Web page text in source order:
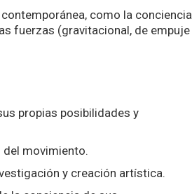
como la conciencia
fuerzas (gravitacional, de empuje
propias posibilidades y
movimiento.
y creación artística.